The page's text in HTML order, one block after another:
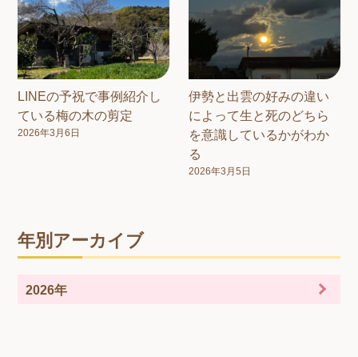
LINEの予祝で事例紹介し
ている梅の木の剪定
2026年3月6日
伊勢と出雲の好みの違い
によって生と死のどちら
を意識しているかがわか
る
2026年3月5日
年別アーカイブ
2026年